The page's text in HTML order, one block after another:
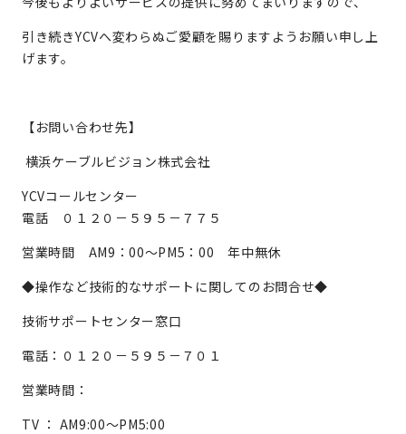
引き続きYCVへ変わらぬご愛顧を賜りますようお願い申し上
げます。
【お問い合わせ先】
横浜ケーブルビジョン株式会社
YCVコールセンター
電話 ０１２０－５９５－７７５
営業時間 AM9：00～PM5：00 年中無休
◆操作など技術的なサポートに関してのお問合せ◆
技術サポートセンター窓口
電話：０１２０－５９５－７０１
営業時間：
TV ： AM9:00～PM5:00